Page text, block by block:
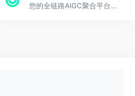
您的全链路AIGC聚合平台，助力智能创作与高效学习